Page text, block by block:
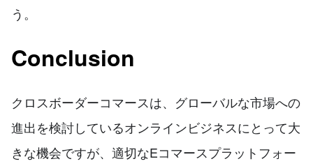
う。
Conclusion
クロスボーダーコマースは、グローバルな市場への
進出を検討しているオンラインビジネスにとって大
きな機会ですが、適切なEコマースプラットフォー